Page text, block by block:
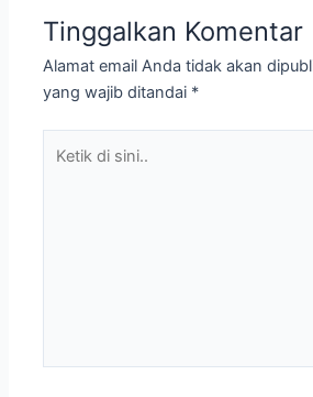
Tinggalkan Komentar
Alamat email Anda tidak akan
yang wajib ditandai *